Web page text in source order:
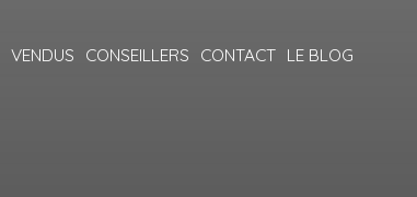
VENDUS CONSEILLERS CONTACT LE BLOG